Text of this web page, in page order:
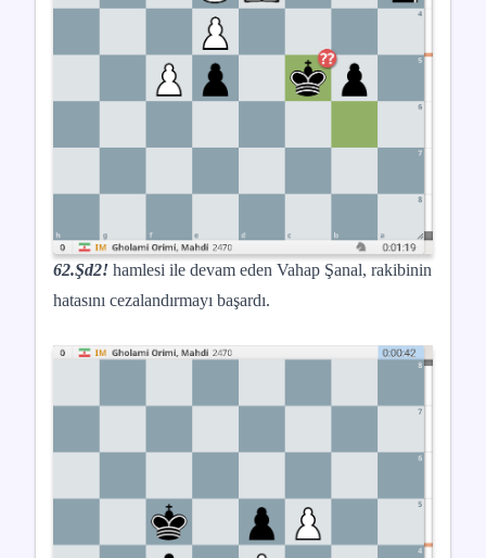
62.Şd2! hamlesi ile devam eden Vahap Şanal, rakibinin
hatasını cezalandırmayı başardı.